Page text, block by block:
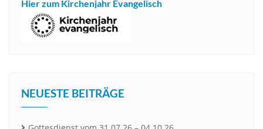
Hier zum Kirchenjahr Evangelisch
NEUESTE BEITRÄGE